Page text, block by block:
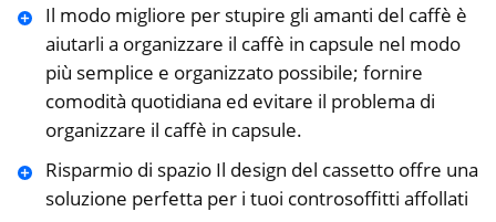
Il modo migliore per stupire gli amanti del caffè è
aiutarli a organizzare il caffè in capsule nel modo
più semplice e organizzato possibile; fornire
comodità quotidiana ed evitare il problema di
organizzare il caffè in capsule.
Risparmio di spazio Il design del cassetto offre una
soluzione perfetta per i tuoi controsoffitti affollati